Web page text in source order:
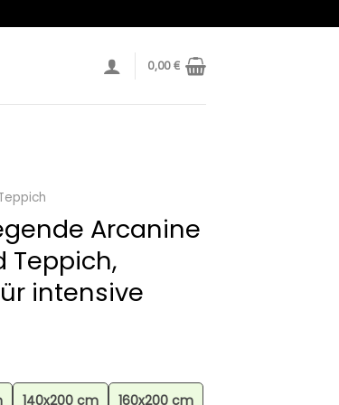
0,00€
Arcanine
Teppich,
intensive
140x200 cm 160x200 cm